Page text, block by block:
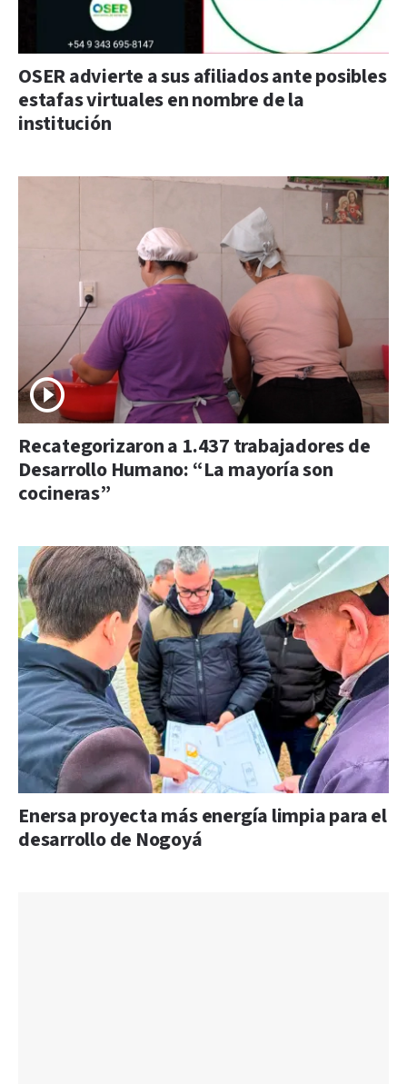
OSER advierte a sus afiliados ante posibles
estafas virtuales en nombre de la
institución
Recategorizaron a 1.437 trabajadores de
Desarrollo Humano: “La mayoría son
cocineras”
Enersa proyecta más energía limpia para el
desarrollo de Nogoyá